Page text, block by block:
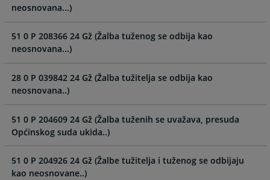
to
interact
with
the
calendar
and
select
a
date.
Press
question
mark
interact
with
calendar
and
a
date.
Press
question
neosnovana...)
51 0 P 208366 24 Gž (Žalba tuženog se odbija kao
neosnovana...)
28 0 P 039842 24 Gž (Žalba tužitelja se odbija kao
neosnovana..)
51 0 P 204609 24 Gž (Žalba tuženih se uvažava, presuda
Općinskog suda ukida..)
51 0 P 204926 24 Gž (Žalbe tužitelja i tuženog se odbijaju
kao neosnovane..)